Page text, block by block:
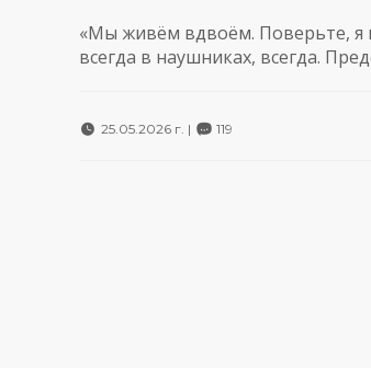
«Мы живём вдвоём. Поверьте, я
всегда в наушниках, всегда.
25.05.2026 г. | 119